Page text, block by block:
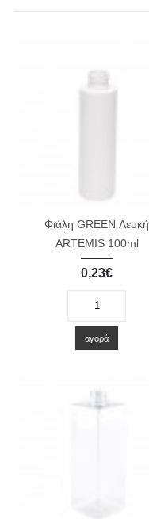
Φιάλη GREEN Λευκή
ARTEMIS 100ml
0,23€
αγορά